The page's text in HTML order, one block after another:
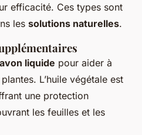
efficacité. Ces types sont
les solutions naturelles.
liquide pour aider à
L’huile végétale est
une protection
les feuilles et les